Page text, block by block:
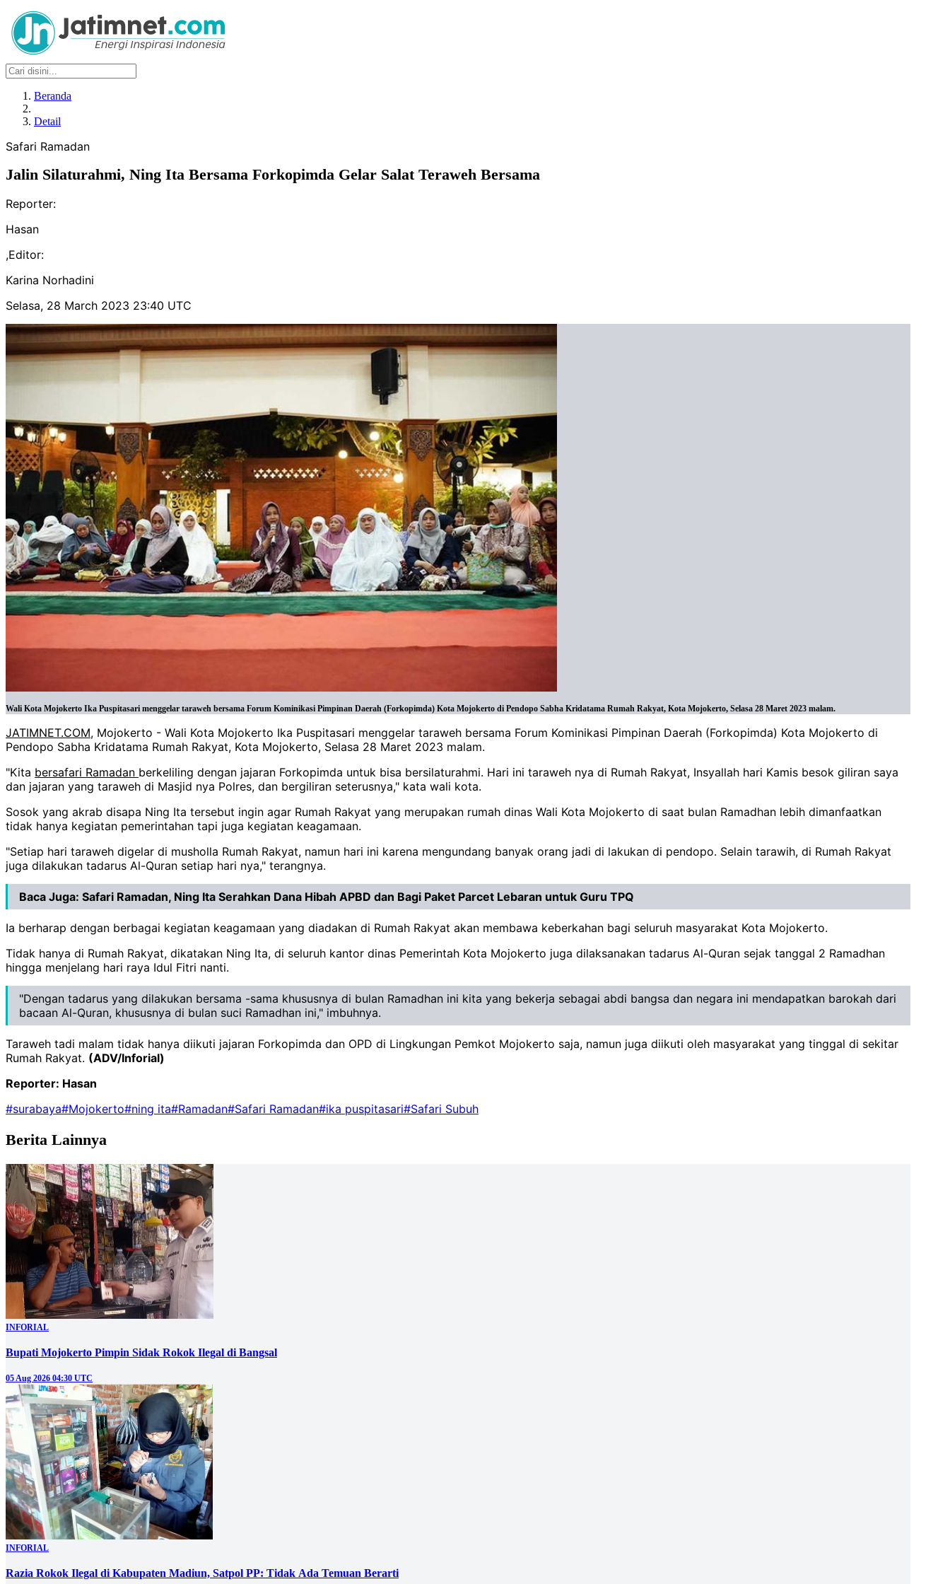
Beranda
Detail
Safari Ramadan
Jalin Silaturahmi, Ning Ita Bersama Forkopimda Gelar Salat Teraweh Bersama
Reporter:
Hasan
,Editor:
Karina Norhadini
Selasa, 28 March 2023 23:40 UTC
Wali Kota Mojokerto Ika Puspitasari menggelar taraweh bersama Forum Kominikasi Pimpinan Daerah (Forkopimda) Kota Mojokerto di Pendopo Sabha Kridatama Rumah Rakyat, Kota Mojokerto, Selasa 28 Maret 2023 malam.
JATIMNET.COM, Mojokerto - Wali Kota Mojokerto Ika Puspitasari menggelar taraweh bersama Forum Kominikasi Pimpinan Daerah (Forkopimda) Kota Mojokerto di
Pendopo Sabha Kridatama Rumah Rakyat, Kota Mojokerto, Selasa 28 Maret 2023 malam.
"Kita bersafari Ramadan berkeliling dengan jajaran Forkopimda untuk bisa bersilaturahmi. Hari ini taraweh nya di Rumah Rakyat, Insyallah hari Kamis besok giliran saya
dan jajaran yang taraweh di Masjid nya Polres, dan bergiliran seterusnya," kata wali kota.
Sosok yang akrab disapa Ning Ita tersebut ingin agar Rumah Rakyat yang merupakan rumah dinas Wali Kota Mojokerto di saat bulan Ramadhan lebih dimanfaatkan
tidak hanya kegiatan pemerintahan tapi juga kegiatan keagamaan.
"Setiap hari taraweh digelar di musholla Rumah Rakyat, namun hari ini karena mengundang banyak orang jadi di lakukan di pendopo. Selain tarawih, di Rumah Rakyat
juga dilakukan tadarus Al-Quran setiap hari nya," terangnya.
Baca Juga: Safari Ramadan, Ning Ita Serahkan Dana Hibah APBD dan Bagi Paket Parcet Lebaran untuk Guru TPQ
Ia berharap dengan berbagai kegiatan keagamaan yang diadakan di Rumah Rakyat akan membawa keberkahan bagi seluruh masyarakat Kota Mojokerto.
Tidak hanya di Rumah Rakyat, dikatakan Ning Ita, di seluruh kantor dinas Pemerintah Kota Mojokerto juga dilaksanakan tadarus Al-Quran sejak tanggal 2 Ramadhan
hingga menjelang hari raya Idul Fitri nanti.
"Dengan tadarus yang dilakukan bersama -sama khususnya di bulan Ramadhan ini kita yang bekerja sebagai abdi bangsa dan negara ini mendapatkan barokah dari
bacaan Al-Quran, khususnya di bulan suci Ramadhan ini," imbuhnya.
Taraweh tadi malam tidak hanya diikuti jajaran Forkopimda dan OPD di Lingkungan Pemkot Mojokerto saja, namun juga diikuti oleh masyarakat yang tinggal di sekitar
Rumah Rakyat. (ADV/Inforial)
Reporter: Hasan
#surabaya#Mojokerto#ning ita#Ramadan#Safari Ramadan#ika puspitasari#Safari Subuh
Berita Lainnya
INFORIAL
Bupati Mojokerto Pimpin Sidak Rokok Ilegal di Bangsal
05 Aug 2026 04:30 UTC
INFORIAL
Razia Rokok Ilegal di Kabupaten Madiun, Satpol PP: Tidak Ada Temuan Berarti